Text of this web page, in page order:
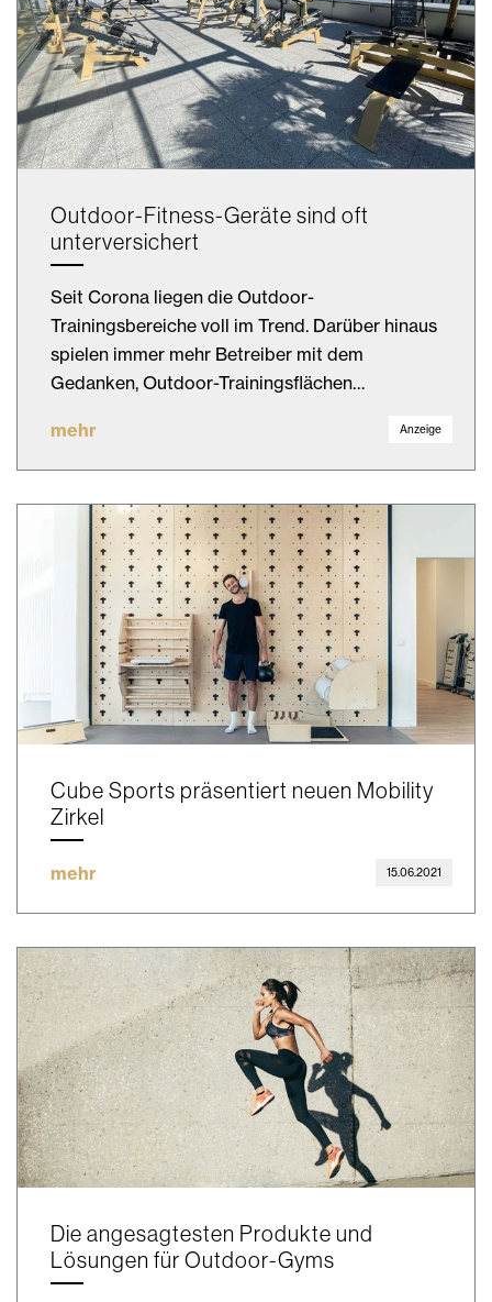
Outdoor-Fitness-Geräte sind oft
unterversichert
Seit Corona liegen die Outdoor-
Trainingsbereiche voll im Trend. Darüber hinaus
spielen immer mehr Betreiber mit dem
Gedanken, Outdoor-Trainingsflächen…
mehr Anzeige
Cube Sports präsentiert neuen Mobility
Zirkel
mehr 15.06.2021
Die angesagtesten Produkte und
Lösungen für Outdoor-Gyms